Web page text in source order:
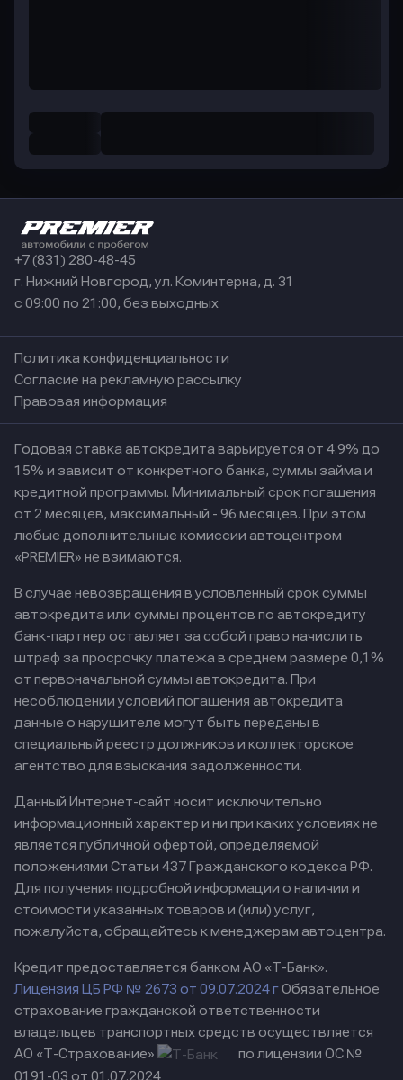
+7 (831) 280-48-45
г. Нижний Новгород, ул. Коминтерна, д. 31
с 09:00 по 21:00, без выходных
Политика конфиденциальности
Согласие на рекламную рассылку
Правовая информация
Годовая ставка автокредита варьируется от 4.9% до
15% и зависит от конкретного банка, суммы займа и
кредитной программы. Минимальный срок погашения
от 2 месяцев, максимальный - 96 месяцев. При этом
любые дополнительные комиссии автоцентром
«PREMIER» не взимаются.
В случае невозвращения в условленный срок суммы
автокредита или суммы процентов по автокредиту
банк-партнер оставляет за собой право начислить
штраф за просрочку платежа в среднем размере 0,1%
от первоначальной суммы автокредита. При
несоблюдении условий погашения автокредита
данные о нарушителе могут быть переданы в
специальный реестр должников и коллекторское
агентство для взыскания задолженности.
Данный Интернет-сайт носит исключительно
информационный характер и ни при каких условиях не
является публичной офертой, определяемой
положениями Статьи 437 Гражданского кодекса РФ.
Для получения подробной информации о наличии и
стоимости указанных товаров и (или) услуг,
пожалуйста, обращайтесь к менеджерам автоцентра.
Кредит предоставляется банком АО «Т-Банк».
Лицензия ЦБ РФ № 2673 от 09.07.2024 гОбязательное
страхование гражданской ответственности
владельцев транспортных средств осуществляется
АО «Т-Страхование»
по лицензии ОС №
0191-03 от 01.07.2024